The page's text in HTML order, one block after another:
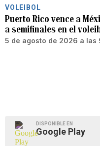
VOLEIBOL
Puerto Rico vence a
a semifinales en el
5 de agosto de 2026 a las
DISPONIBLE EN
Google Play